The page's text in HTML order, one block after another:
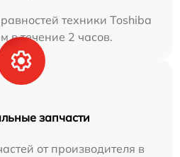
техники Toshiba
в течение 2 часов.
запчасти
от производителя в